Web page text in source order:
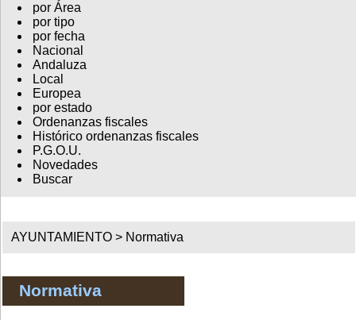
por Área
por tipo
por fecha
Nacional
Andaluza
Local
Europea
por estado
Ordenanzas fiscales
Histórico ordenanzas fiscales
P.G.O.U.
Novedades
Buscar
AYUNTAMIENTO > Normativa
Normativa